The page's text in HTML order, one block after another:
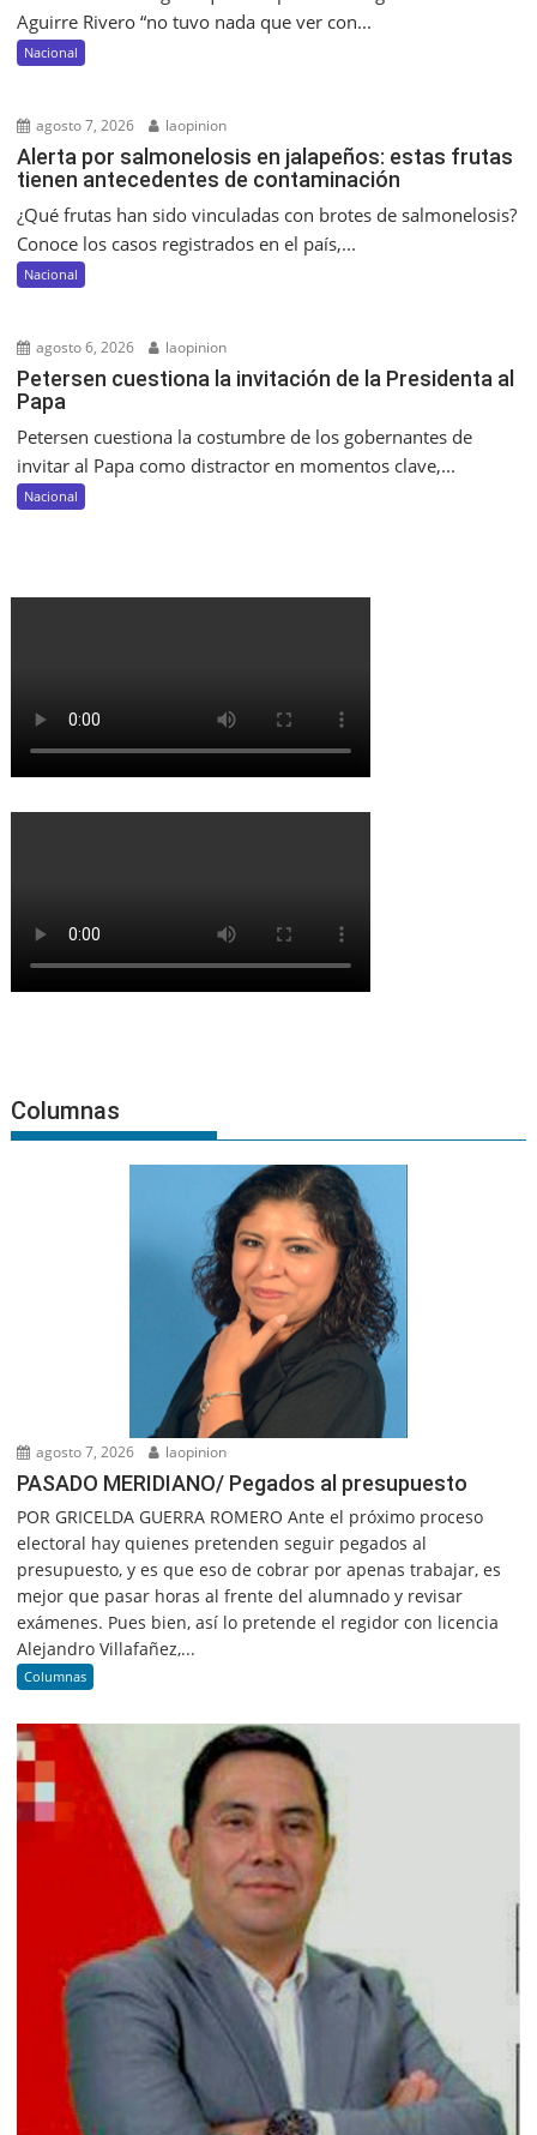
Aguirre Rivero “no tuvo nada que ver con...
Nacional
agosto 7, 2026 laopinion
Alerta por salmonelosis en jalapeños: estas frutas
tienen antecedentes de contaminación
¿Qué frutas han sido vinculadas con brotes de salmonelosis?
Conoce los casos registrados en el país,...
Nacional
agosto 6, 2026 laopinion
Petersen cuestiona la invitación de la Presidenta al
Papa
Petersen cuestiona la costumbre de los gobernantes de
invitar al Papa como distractor en momentos clave,...
Nacional
Columnas
agosto 7, 2026 laopinion
PASADO MERIDIANO/ Pegados al presupuesto
POR GRICELDA GUERRA ROMERO Ante el próximo proceso
electoral hay quienes pretenden seguir pegados al
presupuesto, y es que eso de cobrar por apenas trabajar, es
mejor que pasar horas al frente del alumnado y revisar
exámenes. Pues bien, así lo pretende el regidor con licencia
Alejandro Villafañez,...
Columnas